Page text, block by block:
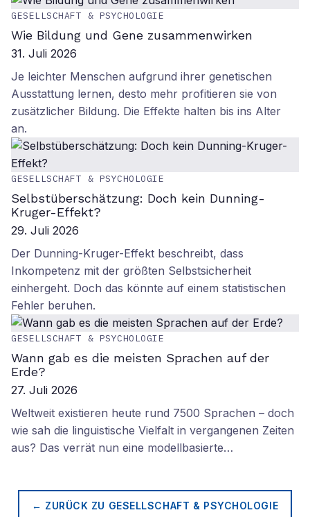
GESELLSCHAFT & PSYCHOLOGIE
Wie Bildung und Gene zusammenwirken
31. Juli 2026
Je leichter Menschen aufgrund ihrer genetischen
Ausstattung lernen, desto mehr profitieren sie von
zusätzlicher Bildung. Die Effekte halten bis ins Alter
an.
GESELLSCHAFT & PSYCHOLOGIE
Selbstüberschätzung: Doch kein Dunning-
Kruger-Effekt?
29. Juli 2026
Der Dunning-Kruger-Effekt beschreibt, dass
Inkompetenz mit der größten Selbstsicherheit
einhergeht. Doch das könnte auf einem statistischen
Fehler beruhen.
GESELLSCHAFT & PSYCHOLOGIE
Wann gab es die meisten Sprachen auf der
Erde?
27. Juli 2026
Weltweit existieren heute rund 7500 Sprachen – doch
wie sah die linguistische Vielfalt in vergangenen Zeiten
aus? Das verrät nun eine modellbasierte…
← ZURÜCK ZU GESELLSCHAFT & PSYCHOLOGIE